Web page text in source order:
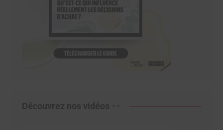
Découvrez nos vidéos